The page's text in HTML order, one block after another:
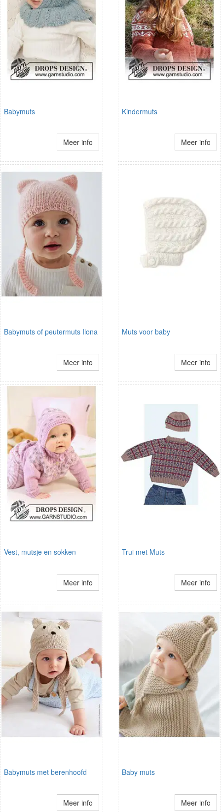
Babymuts
Meer info
Kindermuts
Meer info
Babymuts of peutermuts Ilona
Meer info
Muts voor baby
Meer info
Vest, mutsje en sokken
Meer info
Trui met Muts
Meer info
Babymuts met berenhoofd
Meer info
Baby muts
Meer info